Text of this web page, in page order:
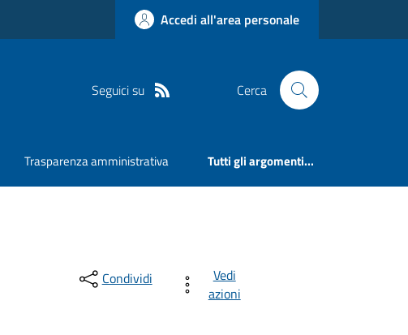
Accedi all'area personale
Seguici su Cerca
Trasparenza amministrativa Tutti gli argomenti...
Condividi
Vedi
azioni